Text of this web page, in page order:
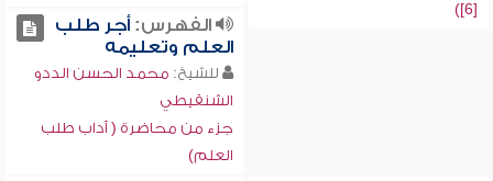
[6])
الفهرس:أجر طلب
العلم وتعليمه
للشيخ: محمد الحسن الددو
الشنقيطي
جزء من محاضرة ( آداب طلب
العلم)